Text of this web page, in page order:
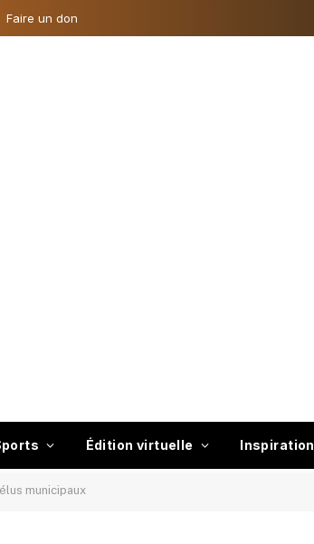
Faire un don
Édition virtuelle Inspiration
municipaux